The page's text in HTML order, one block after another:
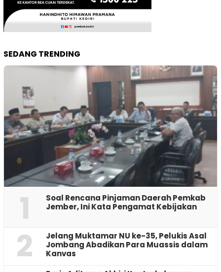
SEDANG TRENDING
1
‎Soal Rencana Pinjaman Daerah Pemkab
Jember, Ini Kata Pengamat Kebijakan ‎
2
Jelang Muktamar NU ke-35, Pelukis Asal
Jombang Abadikan Para Muassis dalam
Kanvas